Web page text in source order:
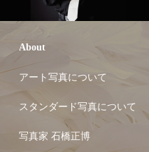
About
アート写真について
スタンダード写真について
写真家 石橋正博